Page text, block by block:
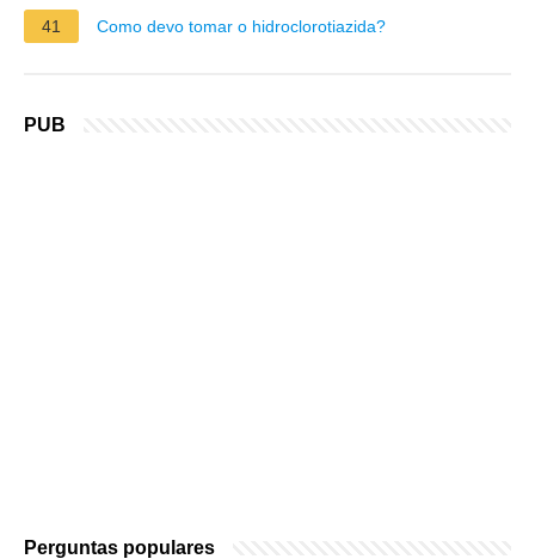
41 Como devo tomar o hidroclorotiazida?
PUB
Perguntas populares